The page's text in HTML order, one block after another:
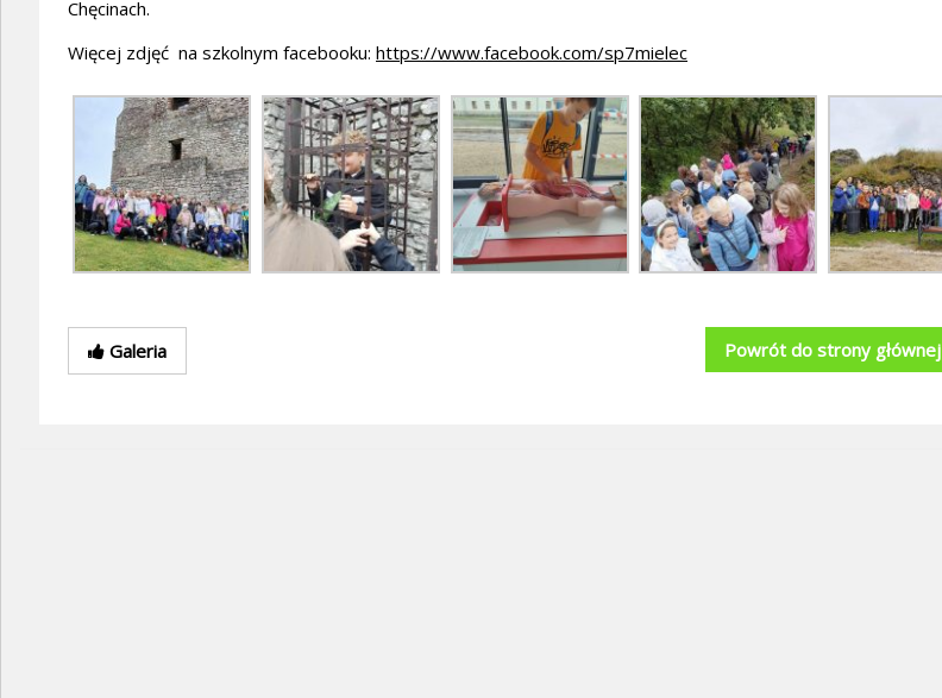
Chęcinach.
Więcej zdjęć na szkolnym facebooku: https://www.facebook.com/sp7mielec
Galeria Powrót do strony głównej